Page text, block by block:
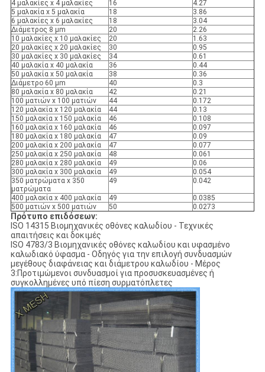
4 μαλακίες x 4 μαλακίες 16
4.27
5 μαλακία x 5 μαλακία
18
3.86
6 μαλακίες x 6 μαλακίες
18
3.04
Διάμετρος 8 μm
20
2.26
10 μαλακίες x 10 μαλακίες
20
1.63
20 μαλακίες x 20 μαλακίες
30
0.95
30 μαλακίες x 30 μαλακίες
34
0.61
40 μαλακία x 40 μαλακία
36
0.44
50 μαλακία x 50 μαλακία
38
0.36
Διάμετρο 60 μm
40
0.3
80 μαλακία x 80 μαλακία
42
0.21
100 ματιών x 100 ματιών
44
0.172
120 μαλακία x 120 μαλακία
44
0.13
150 μαλακία x 150 μαλακία
46
0.108
160 μαλακία x 160 μαλακία
46
0.097
180 μαλακία x 180 μαλακία
47
0.09
200 μαλακία x 200 μαλακία
47
0.077
250 μαλακία x 250 μαλακία
48
0.061
280 μαλακία x 280 μαλακία
49
0.06
300 μαλακία x 300 μαλακία
49
0.054
350 ματρώματα x 350
ματρώματα
49 0.042
400 μαλακία x 400 μαλακία 49
0.0385
500 ματιών x 500 ματιών
50 0.0273
Πρότυπο επιδόσεων:
ISO 14315 Βιομηχανικές οθόνες καλωδίου - Τεχνικές
απαιτήσεις και δοκιμές
ISO 4783/3 Βιομηχανικές οθόνες καλωδίου και υφασμένο
καλωδιακό ύφασμα - Οδηγός για την επιλογή συνδυασμών
μεγέθους διαφάνειας και διάμετρου καλωδίου - Μέρος
3:Προτιμώμενοι συνδυασμοί για προσυσκευασμένες ή
συγκολλημένες υπό πίεση συρματόπλετες